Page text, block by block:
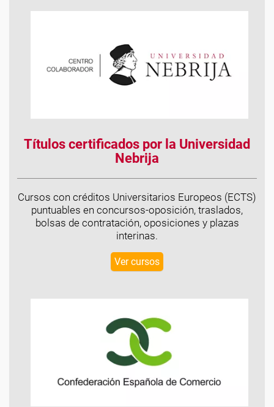
Títulos certificados por la Universidad
Nebrija
Cursos con créditos Universitarios Europeos (ECTS)
puntuables en concursos-oposición, traslados,
bolsas de contratación, oposiciones y plazas
interinas.
Ver cursos